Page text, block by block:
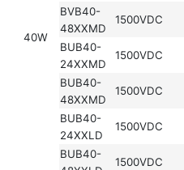
40W
BVB40-
48XXMD
1500VDC
BUB40-
24XXMD
1500VDC
BUB40-
48XXMD
1500VDC
BUB40-
24XXLD
1500VDC
BUB40-
1500VDC